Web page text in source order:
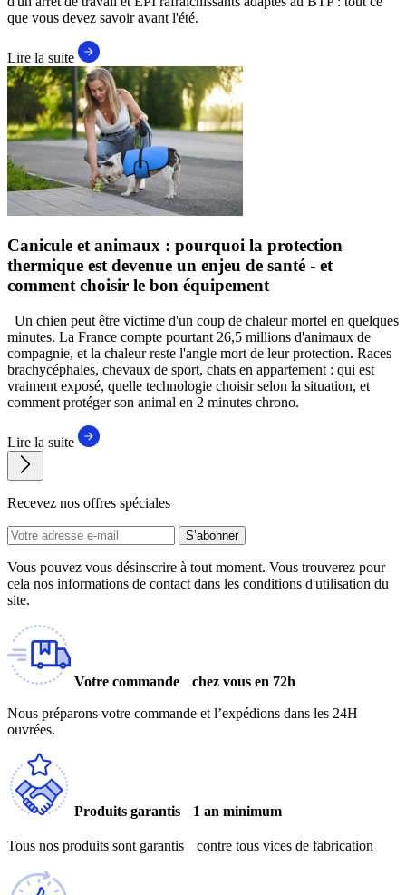
que vous devez savoir avant l'été.
Lire la suite
Canicule et animaux : pourquoi la protection
thermique est devenue un enjeu de santé - et
comment choisir le bon équipement
Un chien peut être victime d'un coup de chaleur mortel en quelques
minutes. La France compte pourtant 26,5 millions d'animaux de
compagnie, et la chaleur reste l'angle mort de leur protection. Races
brachycéphales, chevaux de sport, chats en appartement : qui est
vraiment exposé, quelle technologie choisir selon la situation, et
comment protéger son animal en 2 minutes chrono.
Lire la suite
Recevez nos offres spéciales
S’abonner
Vous pouvez vous désinscrire à tout moment. Vous trouverez pour
cela nos informations de contact dans les conditions d'utilisation du
site.
Votre commande chez vous en 72h
Nous préparons votre commande et l’expédions dans les 24H
ouvrées.
Produits garantis 1 an minimum
Tous nos produits sont garantis contre tous vices de fabrication